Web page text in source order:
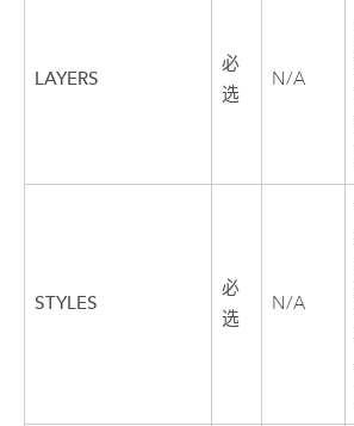
LAYERS
必
选
N/A
STYLES
必
选
N/A